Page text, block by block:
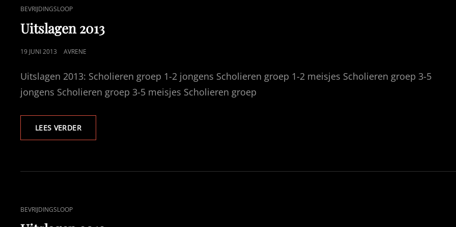
CAT
LINKS
BEVRIJDINGSLOOP
Uitslagen 2013
GEPUBLICEERD
19 JUNI 2013 AVRENE
Uitslagen 2013: Scholieren groep 1-2 jongens Scholieren groep 1-2 meisjes Scholieren groep 3-5
jongens Scholieren groep 3-5 meisjes Scholieren groep
LEES VERDERUITSLAGEN
2013
CAT
LINKS
BEVRIJDINGSLOOP